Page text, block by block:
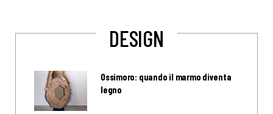
DESIGN
Ossimoro: quando il marmo diventa
legno